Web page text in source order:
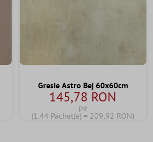
Gresie Astro Bej 60x60cm
145,78 RON
pe
(1.44 Pachet(e) = 209,92 RON)